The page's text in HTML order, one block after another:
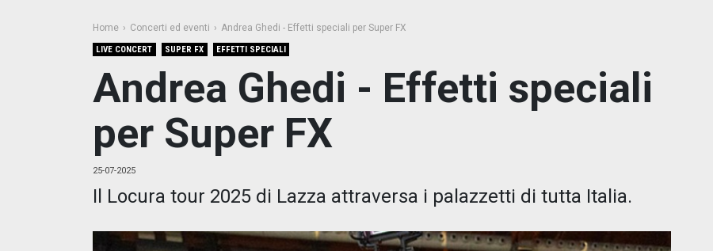
Home Concerti ed eventi Andrea Ghedi - Effetti speciali per Super FX
LIVE CONCERT SUPER FX EFFETTI SPECIALI
Andrea Ghedi - Effetti speciali
per Super FX
25-07-2025
Il Locura tour 2025 di Lazza attraversa i palazzetti di tutta Italia.